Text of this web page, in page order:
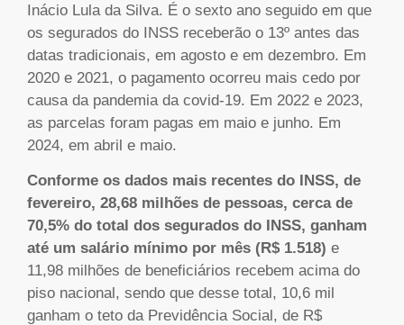
Inácio Lula da Silva. É o sexto ano seguido em que
os segurados do INSS receberão o 13º antes das
datas tradicionais, em agosto e em dezembro. Em
2020 e 2021, o pagamento ocorreu mais cedo por
causa da pandemia da covid-19. Em 2022 e 2023,
as parcelas foram pagas em maio e junho. Em
2024, em abril e maio.
Conforme os dados mais recentes do INSS, de
fevereiro, 28,68 milhões de pessoas, cerca de
70,5% do total dos segurados do INSS, ganham
até um salário mínimo por mês (R$ 1.518) e
11,98 milhões de beneficiários recebem acima do
piso nacional, sendo que desse total, 10,6 mil
ganham o teto da Previdência Social, de R$